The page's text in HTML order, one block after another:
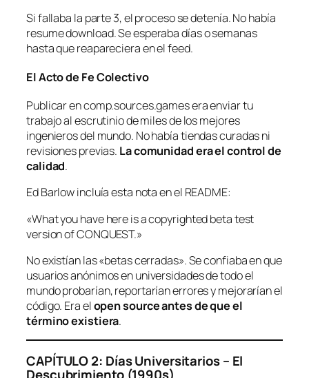
Si fallaba la parte 3, el proceso se detenía. No había
resume download. Se esperaba días o semanas
hasta que reapareciera en el feed.
El Acto de Fe Colectivo
Publicar en comp.sources.games era enviar tu
trabajo al escrutinio de miles de los mejores
ingenieros del mundo. No había tiendas curadas ni
revisiones previas. La comunidad era el control de
calidad.
Ed Barlow incluía esta nota en el README:
«What you have here is a copyrighted beta test
version of CONQUEST.»
No existían las «betas cerradas». Se confiaba en que
usuarios anónimos en universidades de todo el
mundo probarían, reportarían errores y mejorarían el
código. Era elopen source antes de que el
término existiera.
CAPÍTULO 2: Días Universitarios – El
Descubrimiento (1990s)